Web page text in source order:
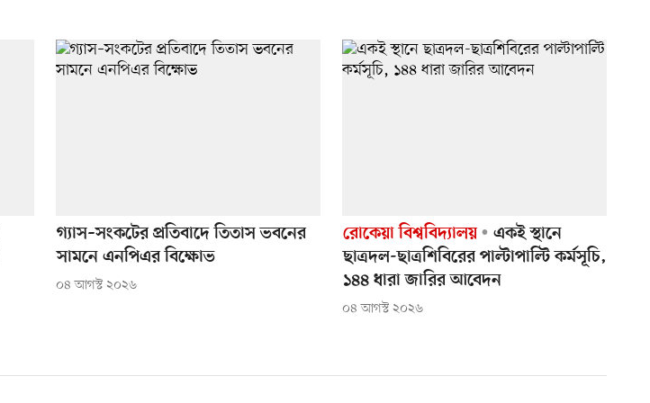
গ্যাস–সংকটের প্রতিবাদে তিতাস ভবনের
সামনে এনপিএর বিক্ষোভ
০৪ আগস্ট ২০২৬
রোকেয়া বিশ্ববিদ্যালয়
একই স্থানে
ছাত্রদল-ছাত্রশিবিরের পাল্টাপাল্টি কর্মসূচি,
১৪৪ ধারা জারির আবেদন
০৪ আগস্ট ২০২৬